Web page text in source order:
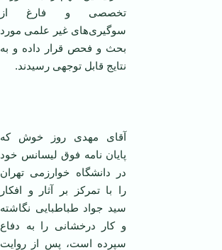
تخصصی و فارغ از
سوگیری‌های غیر علمی مورد
بحث و فحص قرار داده و به
نتایج قابل توجهی رسیدند.
آقای مهدی روز خوش که
پایان نامه فوق لیسانس خود
در دانشگاه خوارزمی تهران
را با تمرکز بر آثار و افکار
سید جواد طباطبایی نگاشته
و کار درخشانی را به دفاع
سپرده است، پس از روایت